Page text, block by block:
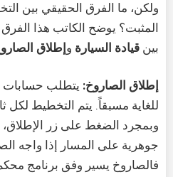
ولكن، ما الفرق الحقيقي بين
المثبت؟ يوضح الكاتب هذا الفرق
بين قيادة السيارة وإطلاق
إطلاق الصاروخ: يتطلب حسابات
للغاية مسبقاً. يتم التخطيط لكل
وبمجرد الضغط على زر الإطلاق،
جوهرية على المسار إذا واجه
فالصاروخ يسير وفق برنامج